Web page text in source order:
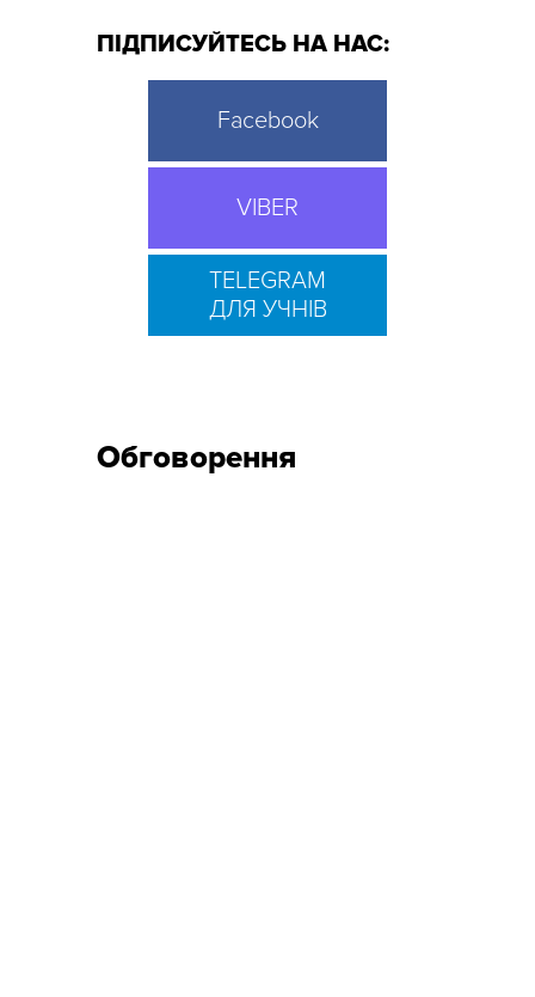
ПІДПИСУЙТЕСЬ НА НАС:
Facebook
VIBER
TELEGRAM
ДЛЯ УЧНІВ
Обговорення